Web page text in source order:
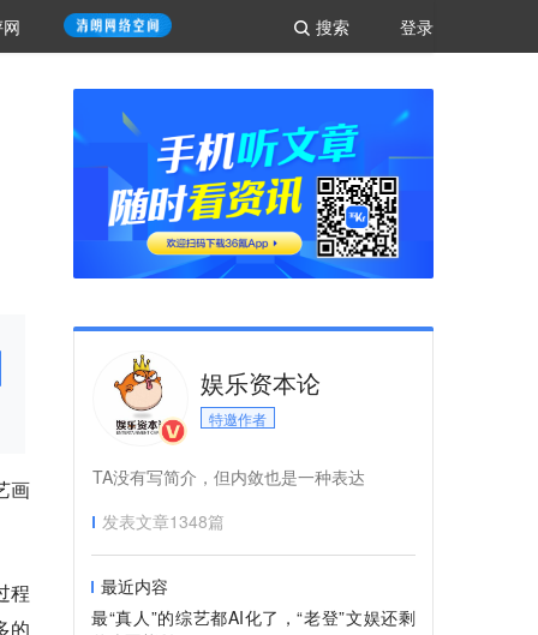
登录
搜索
画
程
的
娱乐资本论
特邀作者
TA没有写简介，但内敛也是一种表达
发表文章1348篇
最近内容
最“真人”的综艺都AI化了，“老登”文娱还剩